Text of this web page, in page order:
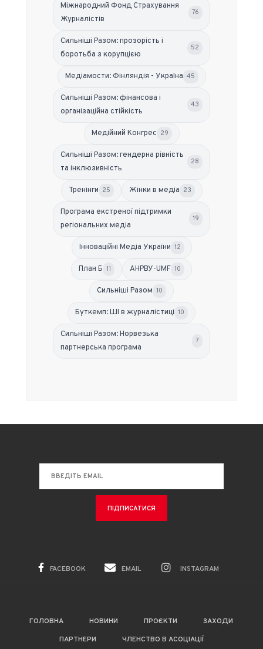
Міжнародний Фонд Страхування
Журналістів
76
Сильніші Разом: прозорість і
боротьба з корупцією
52
Медіамости: Фінляндія - Україна 45
Сильніші Разом: фінансова і
організаційна стійкість
43
Медійний Конгрес 29
Сильніші Разом: гендерна рівність
та інклюзивність
28
Тренінги 25 Жінки в медіа 23
Програма екстреної підтримки
регіональних медіа
19
Інноваційні Медіа України 12
План Б 11 АНРВУ-UMF 10
Сильніші Разом 10
Буткемп: ШІ в журналістиці 10
Сильніші Разом: Норвезька
партнерська програма
7
FACEBOOK EMAIL INSTAGRAM
ГОЛОВНА НОВИНИ ПРОЄКТИ
ЗАХОДИ
ПАРТНЕРИ
ЧЛЕНСТВО В АСОЦІАЦІЇ